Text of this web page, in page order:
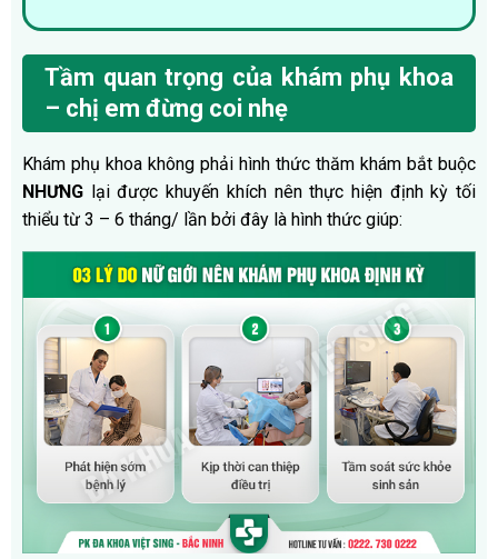
Tầm quan trọng của khám phụ khoa
– chị em đừng coi nhẹ
Khám phụ khoa không phải hình thức thăm khám bắt buộc
NHƯNG lại được khuyến khích nên thực hiện định kỳ tối
thiểu từ 3 – 6 tháng/ lần bởi đây là hình thức giúp: